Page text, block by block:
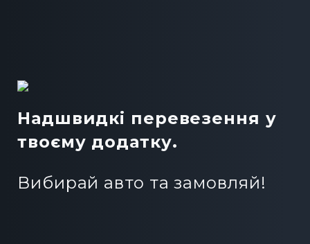
Надшвидкі перевезення у
твоєму додатку.
Вибирай авто та замовляй!